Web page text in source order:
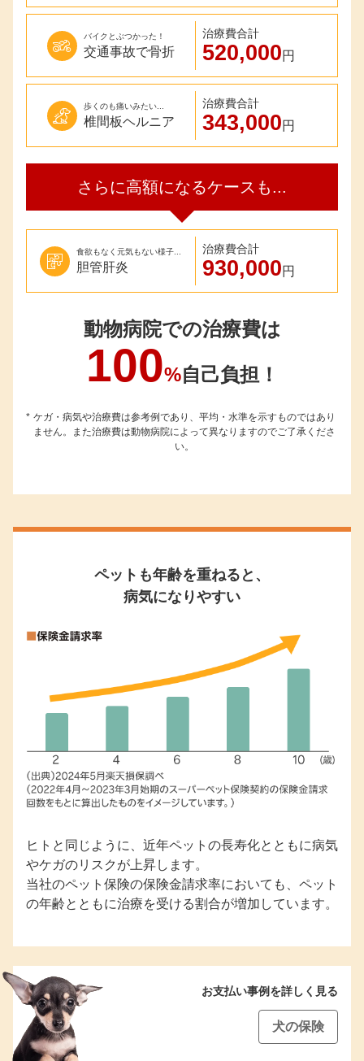
バイクとぶつかった！
交通事故で骨折
治療費合計
520,000円
歩くのも痛いみたい...
椎間板ヘルニア
治療費合計
343,000円
さらに高額になるケースも...
食欲もなく元気もない様子...
胆管肝炎
治療費合計
930,000円
動物病院での治療費は
100%自己負担！
ケガ・病気や治療費は参考例であり、平均・水準を示すものではあり
ません。また治療費は動物病院によって異なりますのでご了承くださ
い。
ペットも年齢を重ねると、
病気になりやすい
ヒトと同じように、近年ペットの長寿化とともに病気
やケガのリスクが上昇します。
当社のペット保険の保険金請求率においても、ペット
の年齢とともに治療を受ける割合が増加しています。
お支払い事例を詳しく見る
犬の保険